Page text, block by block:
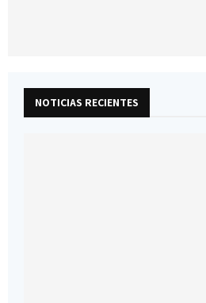
NOTICIAS RECIENTES